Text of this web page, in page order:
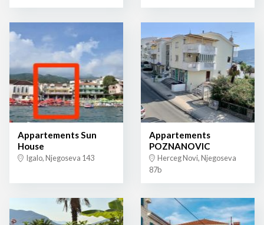
Appartements Sun
House
Igalo, Njegoseva 143
Appartements
POZNANOVIC
Herceg Novi, Njegoseva
87b